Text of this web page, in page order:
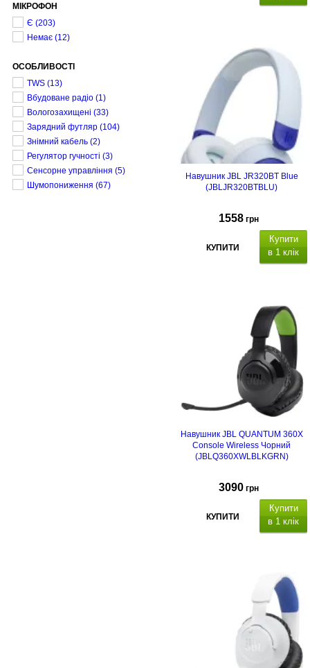
МІКРОФОН
Є (203)
Немає (12)
ОСОБЛИВОСТІ
TWS (13)
Вбудоване радіо (1)
Вологозахищені (33)
Зарядний футляр (104)
Знімний кабель (2)
Регулятор гучності (3)
Сенсорне управління (5)
Шумопониження (67)
Навушник JBL JR320BT Blue
(JBLJR320BTBLU)
1558 грн
КУПИТИ
Купити
в 1 клік
Навушник JBL QUANTUM 360X
Console Wireless Чорний
(JBLQ360XWLBLKGRN)
3090 грн
КУПИТИ
Купити
в 1 клік